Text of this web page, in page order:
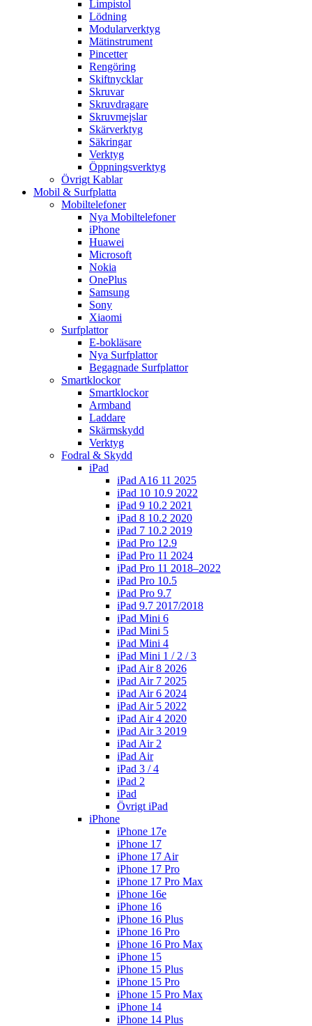
Limpistol
Lödning
Modularverktyg
Mätinstrument
Pincetter
Rengöring
Skiftnycklar
Skruvar
Skruvdragare
Skruvmejslar
Skärverktyg
Säkringar
Verktyg
Öppningsverktyg
Övrigt Kablar
Mobil & Surfplatta
Mobiltelefoner
Nya Mobiltelefoner
iPhone
Huawei
Microsoft
Nokia
OnePlus
Samsung
Sony
Xiaomi
Surfplattor
E-bokläsare
Nya Surfplattor
Begagnade Surfplattor
Smartklockor
Smartklockor
Armband
Laddare
Skärmskydd
Verktyg
Fodral & Skydd
iPad
iPad A16 11 2025
iPad 10 10.9 2022
iPad 9 10.2 2021
iPad 8 10.2 2020
iPad 7 10.2 2019
iPad Pro 12.9
iPad Pro 11 2024
iPad Pro 11 2018–2022
iPad Pro 10.5
iPad Pro 9.7
iPad 9.7 2017/2018
iPad Mini 6
iPad Mini 5
iPad Mini 4
iPad Mini 1 / 2 / 3
iPad Air 8 2026
iPad Air 7 2025
iPad Air 6 2024
iPad Air 5 2022
iPad Air 4 2020
iPad Air 3 2019
iPad Air 2
iPad Air
iPad 3 / 4
iPad 2
iPad
Övrigt iPad
iPhone
iPhone 17e
iPhone 17
iPhone 17 Air
iPhone 17 Pro
iPhone 17 Pro Max
iPhone 16e
iPhone 16
iPhone 16 Plus
iPhone 16 Pro
iPhone 16 Pro Max
iPhone 15
iPhone 15 Plus
iPhone 15 Pro
iPhone 15 Pro Max
iPhone 14
iPhone 14 Plus